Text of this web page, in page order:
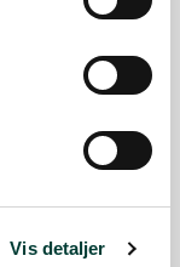
Vis detaljer